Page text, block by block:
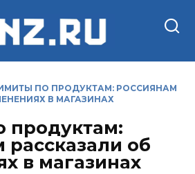
ПО ПРОДУКТАМ: РОССИЯНАМ
В МАГАЗИНАХ
продуктам:
рассказали об
в магазинах